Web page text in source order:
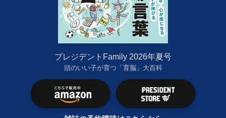
プレジデントFamily 2026年夏号
頭のいい子が育つ「育脳」大百科